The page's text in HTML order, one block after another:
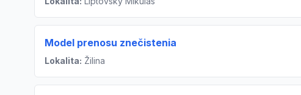
Model prenosu znečistenia
Lokalita: Žilina